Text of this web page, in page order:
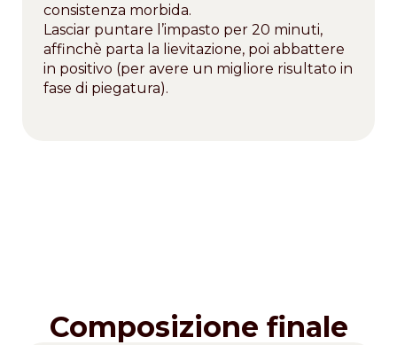
consistenza morbida.
Lasciar puntare l’impasto per 20 minuti,
affinchè parta la lievitazione, poi abbattere
in positivo (per avere un migliore risultato in
fase di piegatura).
Composizione finale